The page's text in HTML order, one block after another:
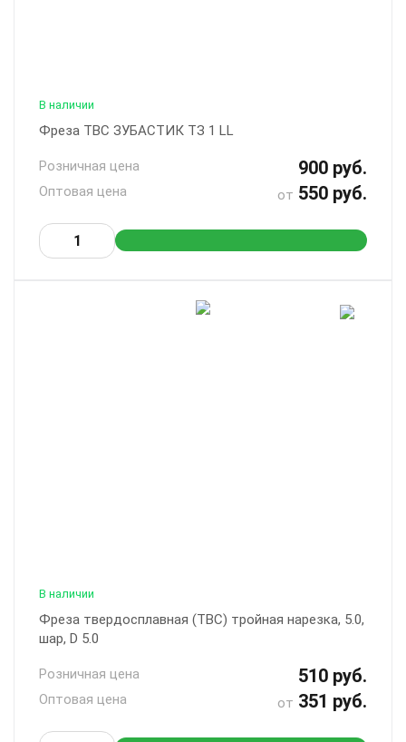
В наличии
Фреза ТВС ЗУБАСТИК ТЗ 1 LL
Розничная цена 900 руб.
Оптовая цена от 550 руб.
В наличии
Фреза твердосплавная (ТВС) тройная нарезка, 5.0,
шар, D 5.0
Розничная цена 510 руб.
Оптовая цена от 351 руб.